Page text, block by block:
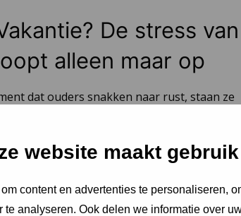
website maakt
content en advertenties te personaliseren,
te analyseren. Ook delen we informatie over
De stress van
alleen maar op
dat ouders snakken naar rust, staan ze